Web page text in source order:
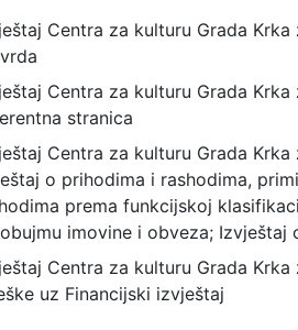
Centra za kulturu Grada Krka
Centra za kulturu Grada Krka
stranica
Centra za kulturu Grada Krka
o prihodima i rashodima,
prema funkcijskoj
imovine i obveza; Izvještaj
Centra za kulturu Grada Krka
uz Financijski izvještaj